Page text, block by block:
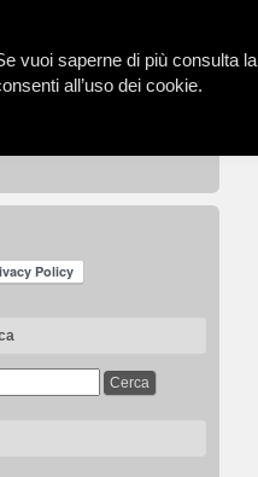
vuoi saperne di più consulta la
all’uso dei cookie.